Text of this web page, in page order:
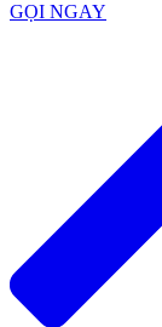
GỌI NGAY